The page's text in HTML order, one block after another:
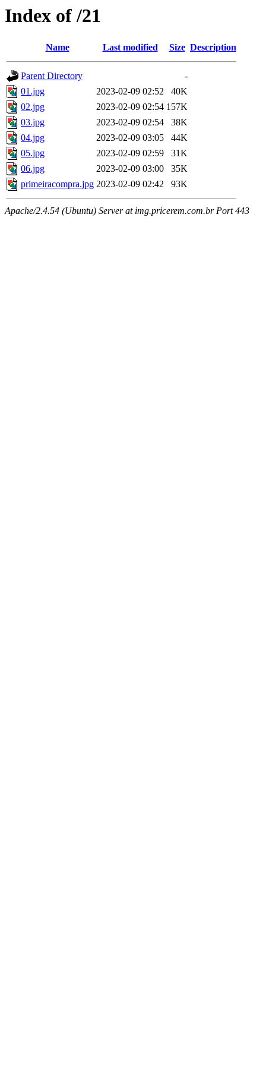
Index of /21
Name Last modified Size Description
Parent Directory
-
01.jpg
2023-02-09 02:52
40K
02.jpg
2023-02-09 02:54 157K
03.jpg
2023-02-09 02:54
38K
04.jpg
2023-02-09 03:05
44K
05.jpg
2023-02-09 02:59
31K
06.jpg
2023-02-09 03:00
35K
primeiracompra.jpg 2023-02-09 02:42 93K
Apache/2.4.54 (Ubuntu) Server at img.pricerem.com.br Port 443